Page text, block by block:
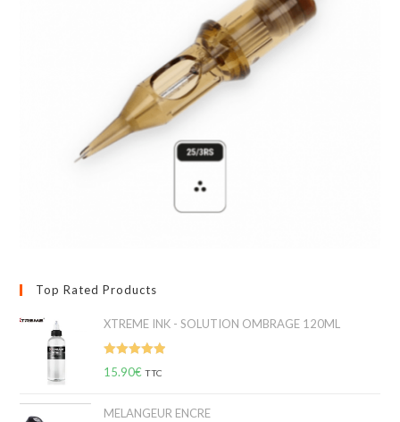
Top Rated Products
XTREME INK - SOLUTION OMBRAGE 120ML
Note5.00
15.90€ TTC
MELANGEUR ENCRE